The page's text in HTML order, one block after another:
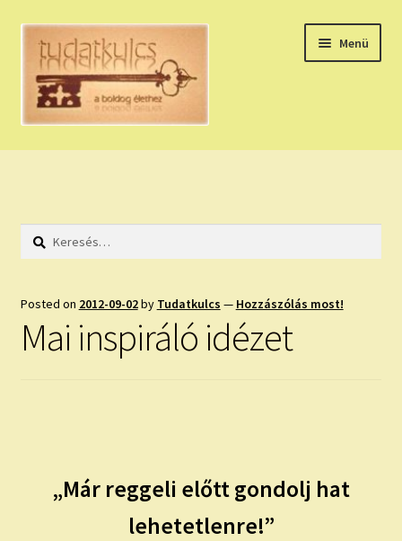
Ugrás
navigációhoz
Kilépés
tartalomba
Menü
HÚZZ EGY KÁRTYÁT!
HOLDNAPTÁR
NAPI ASZTROLÓGIA
ÍRJ NEKEM!
IRATKOZZ FEL A VIDEÓ CSATORNÁNKRA!
Keresés:
Posted on 2012-09-02by Tudatkulcs — Hozzászólás most!
Mai inspiráló idézet
„Már reggeli előtt gondolj hat
lehetetlenre!”